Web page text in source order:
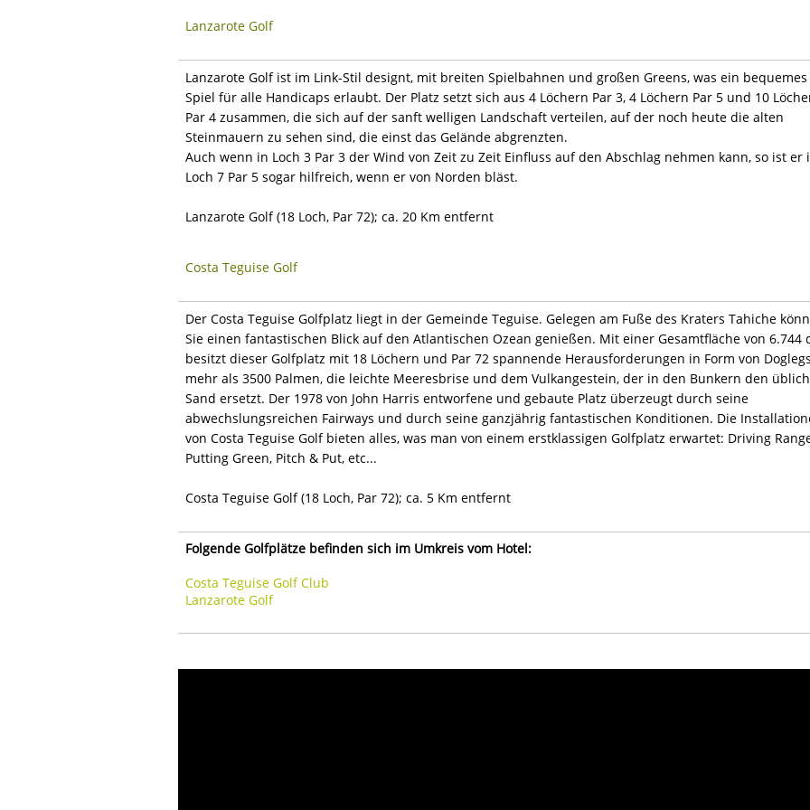
Lanzarote Golf
Lanzarote Golf ist im Link-Stil designt, mit breiten Spielbahnen und großen Greens, was ein bequemes
Spiel für alle Handicaps erlaubt. Der Platz setzt sich aus 4 Löchern Par 3, 4 Löchern Par 5 und 10
Par 4 zusammen, die sich auf der sanft welligen Landschaft verteilen, auf der noch heute die alten
Steinmauern zu sehen sind, die einst das Gelände abgrenzten.
Auch wenn in Loch 3 Par 3 der Wind von Zeit zu Zeit Einfluss auf den Abschlag nehmen kann, so ist er
Loch 7 Par 5 sogar hilfreich, wenn er von Norden bläst.
Lanzarote Golf (18 Loch, Par 72); ca. 20 Km entfernt
Costa Teguise Golf
Der Costa Teguise Golfplatz liegt in der Gemeinde Teguise. Gelegen am Fuße des Kraters Tahiche
Sie einen fantastischen Blick auf den Atlantischen Ozean genießen. Mit einer Gesamtfläche von 6.744
besitzt dieser Golfplatz mit 18 Löchern und Par 72 spannende Herausforderungen in Form von
mehr als 3500 Palmen, die leichte Meeresbrise und dem Vulkangestein, der in den Bunkern den
Sand ersetzt. Der 1978 von John Harris entworfene und gebaute Platz überzeugt durch seine
abwechslungsreichen Fairways und durch seine ganzjährig fantastischen Konditionen. Die
von Costa Teguise Golf bieten alles, was man von einem erstklassigen Golfplatz erwartet: Driving
Putting Green, Pitch & Put, etc...
Costa Teguise Golf (18 Loch, Par 72); ca. 5 Km entfernt
Folgende Golfplätze befinden sich im Umkreis vom Hotel:
Costa Teguise Golf Club
Lanzarote Golf